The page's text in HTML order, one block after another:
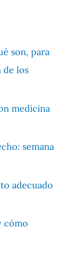
son, para
de los
medicina
semana
adecuado
cómo